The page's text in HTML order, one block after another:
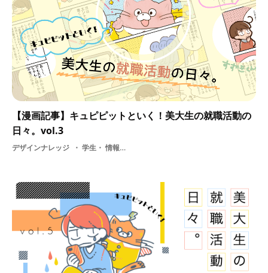
【漫画記事】キュピピットといく！美大生の就職活動の
日々。vol.3
デザインナレッジ 学生・ 情報・ 面接・ 採用・ 就職活動の日々・ 漫画・ 就活・ 美大・ 制作・ 課題・ 新卒・ 選考・ 基礎知識・ 大学・ 学ぶ